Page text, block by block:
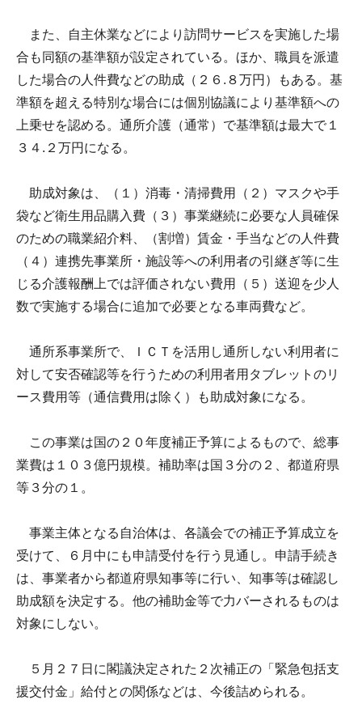
また、自主休業などにより訪問サービスを実施した場
合も同額の基準額が設定されている。ほか、職員を派遣
した場合の人件費などの助成（２６.８万円）もある。基
準額を超える特別な場合には個別協議により基準額への
上乗せを認める。通所介護（通常）で基準額は最大で１
３４.２万円になる。
助成対象は、（１）消毒・清掃費用（２）マスクや手
袋など衛生用品購入費（３）事業継続に必要な人員確保
のための職業紹介料、（割増）賃金・手当などの人件費
（４）連携先事業所・施設等への利用者の引継ぎ等に生
じる介護報酬上では評価されない費用（５）送迎を少人
数で実施する場合に追加で必要となる車両費など。
通所系事業所で、ＩＣＴを活用し通所しない利用者に
対して安否確認等を行うための利用者用タブレットのリ
ース費用等（通信費用は除く）も助成対象になる。
この事業は国の２０年度補正予算によるもので、総事
業費は１０３億円規模。補助率は国３分の２、都道府県
等３分の１。
事業主体となる自治体は、各議会での補正予算成立を
受けて、６月中にも申請受付を行う見通し。申請手続き
は、事業者から都道府県知事等に行い、知事等は確認し
助成額を決定する。他の補助金等で力バーされるものは
対象にしない。
５月２７日に閣議決定された２次補正の「緊急包括支
援交付金」給付との関係などは、今後詰められる。